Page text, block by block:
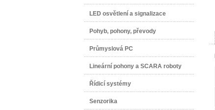
LED osvětlení a signalizace
Pohyb, pohony, převody
Průmyslová PC
Lineární pohony a SCARA roboty
Řídicí systémy
Senzorika